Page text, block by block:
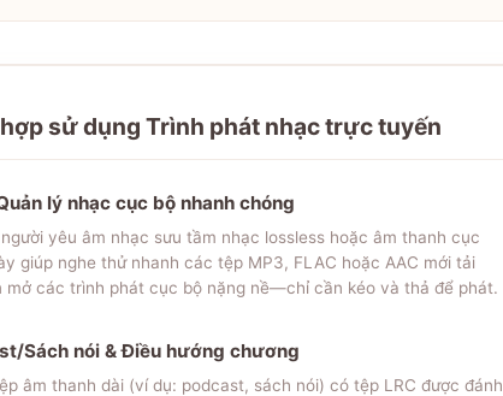
sử dụng Trình phát nhạc trực tuyến
lý nhạc cục bộ nhanh chóng
yêu âm nhạc sưu tầm nhạc lossless hoặc âm thanh cục
giúp nghe thử nhanh các tệp MP3, FLAC hoặc AAC mới tải
mở các trình phát cục bộ nặng nề—chỉ cần kéo và thả để phát.
Sách nói & Điều hướng chương
âm thanh dài (ví dụ: podcast, sách nói) có tệp LRC được đánh